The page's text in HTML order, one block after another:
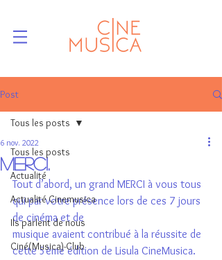
Post
Tous les posts
Actualité
Actualité Cinemusica
Ils parlent de nous
Ciné(Musica)-Club
Tous les posts
MERCI.
6 nov. 2022
Tout d’abord, un grand MERCI à vous tous
qui par votre présence lors de ces 7 jours
de cinéma et de
musique avaient contribué à la réussite de
cette 5ème édition de Lisula CineMusica.